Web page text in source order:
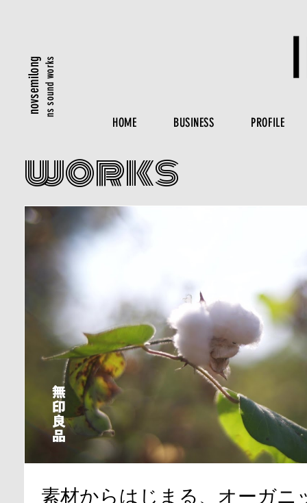
ns sound works
novsemilong
HOME BUSINESS PROFILE
​works
素材からはじまる、オーガニ